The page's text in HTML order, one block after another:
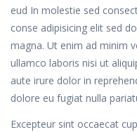
eud In molestie sed
conse adipisicing elit sed
magna. Ut enim ad minim
ullamco laboris nisi ut
aute irure dolor in
dolore eu fugiat nulla
Excepteur sint occaecat